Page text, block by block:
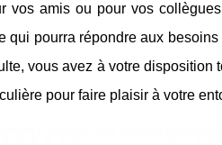
vos amis ou pour vos
qui pourra répondre aux
vous avez à votre
pour faire plaisir à votre